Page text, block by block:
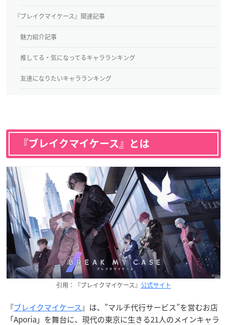
『ブレイクマイケース』関連記事
魅力紹介記事
推してる・気になってるキャラランキング
友達になりたいキャラランキング
『ブレイクマイケース』とは
引用：『ブレイクマイケース』 公式サイト
『ブレイクマイケース』は、”マルチ代行サービス”を営むお店
「Aporia」を舞台に、現代の東京に生きる21人のメインキャラ